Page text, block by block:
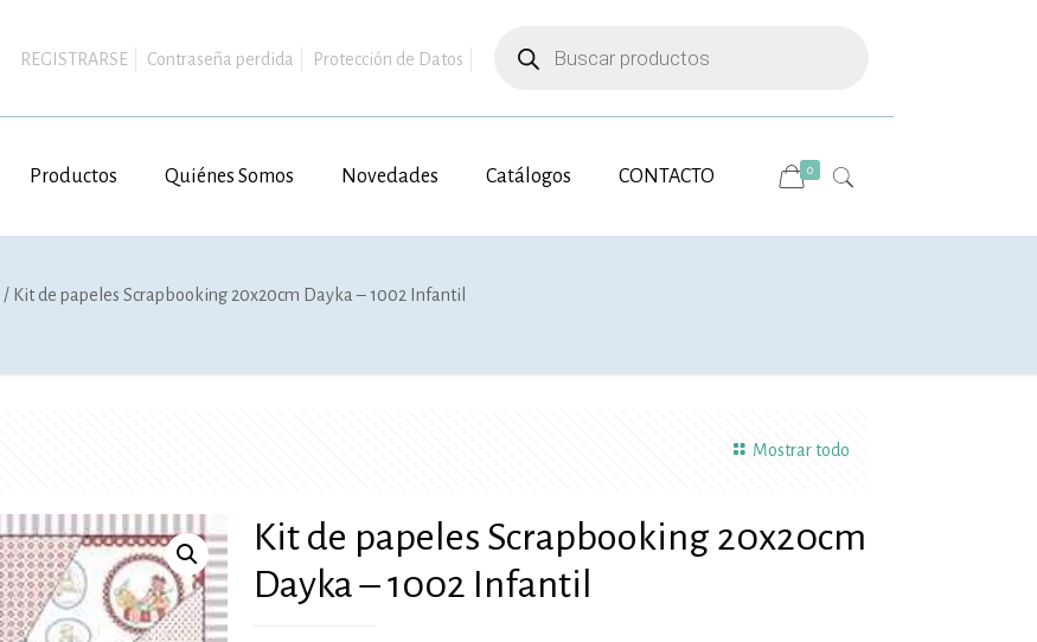
REGISTRARSE Contraseña perdida Protección de Datos
productos
Productos Quiénes Somos Novedades Catálogos CONTACTO 0
/ Kit de papeles Scrapbooking 20x20cm Dayka – 1002 Infantil
Mostrar todo
Kit de papeles Scrapbooking 20x20cm
Dayka – 1002 Infantil